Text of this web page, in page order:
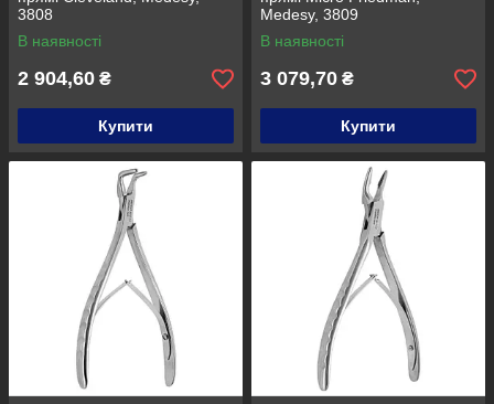
3808
В наявності
2 904,60 ₴
Купити
Medesy, 3809
В наявності
3 079,70 ₴
Купити